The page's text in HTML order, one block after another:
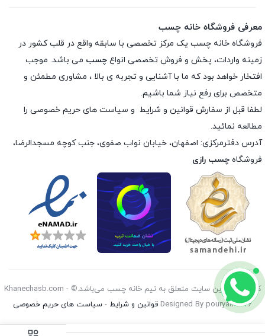
معرفی فروشگاه خانه چسب
فروشگاه خانه چسب یک مرکز تخصصی با سابقه واقع در قلب کشور در
زمینه واردات، پخش و فروش تخصصی انواع چسب می باشد. موجب
افتخار خواهد بود که ما با آشنایی و تجربه ی بالا ، مشاوری مطمئن و
متخصص برای رفع نیاز شما باشیم.
لطفا قبل از سفارش قوانین و شرایط و سیاست های حریم خصوصی را
مطالعه نمائید.
آدرس دفترمرکزی: اصفهان، خیابان نواب صفوی، جنب کوچه مسجدالرضا،
فروشگاه چسب رازی
کليه حقوق اين سايت متعلق به تیم خانه چسب می‌باشد.© Khanechasb.com -
Designed By pouryan 2026 قوانین و شرایط - سیاست های حریم خصوصی